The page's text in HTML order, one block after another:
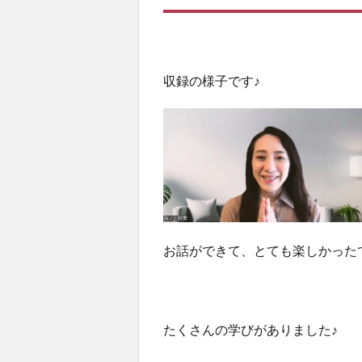
収録の様子です♪
お話ができて、とても楽しかった
たくさんの学びがありました♪